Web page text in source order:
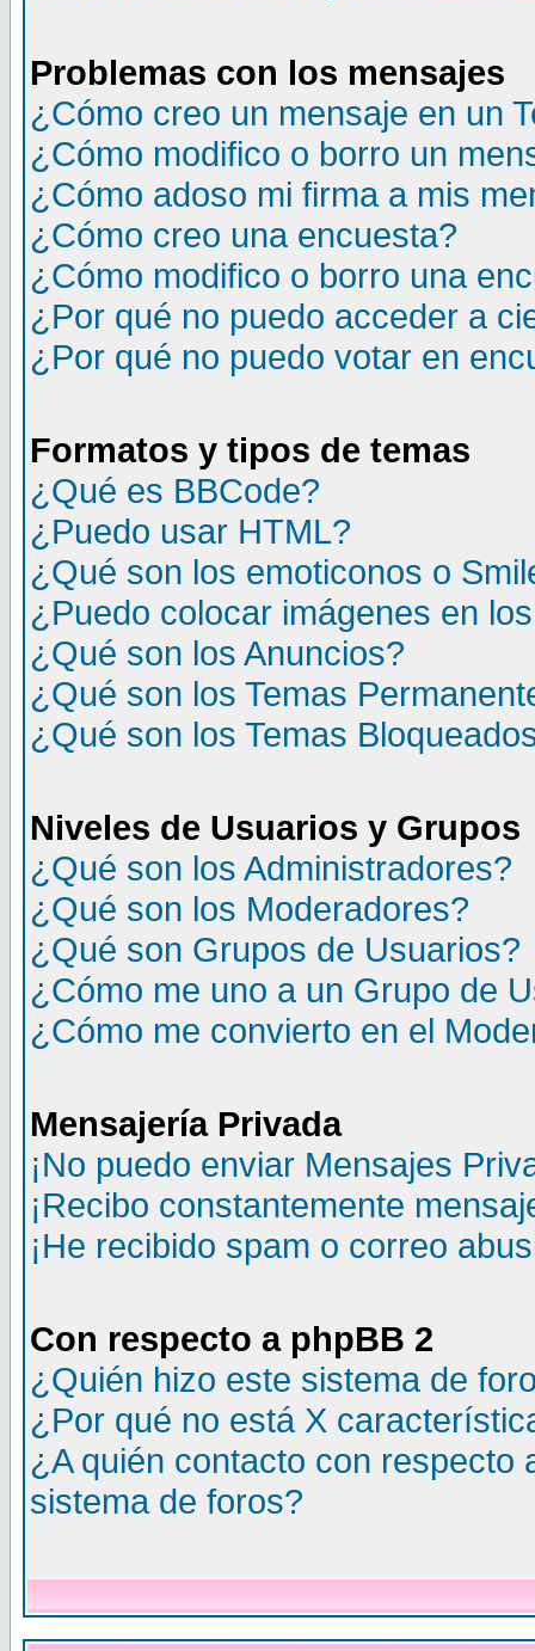
Problemas con los mensajes
¿Cómo creo un mensaje en un
¿Cómo modifico o borro un
¿Cómo adoso mi firma a mis
¿Cómo creo una encuesta?
¿Cómo modifico o borro una
¿Por qué no puedo acceder a
¿Por qué no puedo votar en
Formatos y tipos de temas
¿Qué es BBCode?
¿Puedo usar HTML?
¿Qué son los emoticonos o
¿Puedo colocar imágenes en
¿Qué son los Anuncios?
¿Qué son los Temas
¿Qué son los Temas
Niveles de Usuarios y Grupos
¿Qué son los Administradores?
¿Qué son los Moderadores?
¿Qué son Grupos de Usuarios?
¿Cómo me uno a un Grupo de
¿Cómo me convierto en el
Mensajería Privada
¡No puedo enviar Mensajes
¡Recibo constantemente
¡He recibido spam o correo
Con respecto a phpBB 2
¿Quién hizo este sistema de
¿Por qué no está X
¿A quién contacto con
sistema de foros?